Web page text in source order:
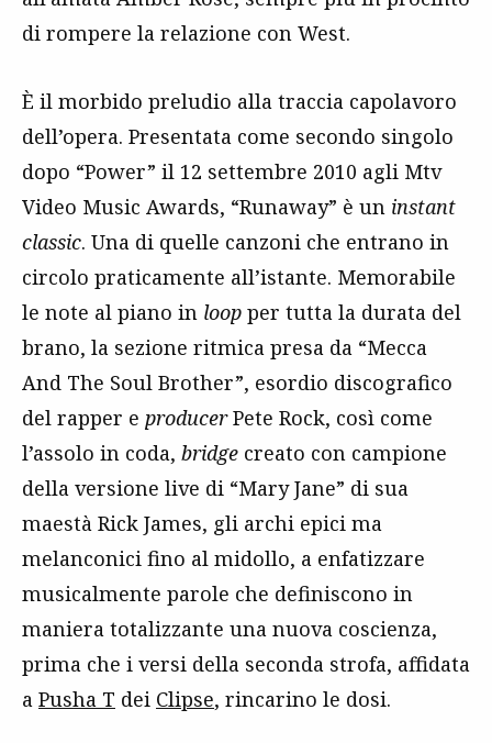
di rompere la relazione con West.
È il morbido preludio alla traccia capolavoro
dell’opera. Presentata come secondo singolo
dopo “Power” il 12 settembre 2010 agli Mtv
Video Music Awards, “Runaway” è un instant
classic. Una di quelle canzoni che entrano in
circolo praticamente all’istante. Memorabile
le note al piano in loop per tutta la durata del
brano, la sezione ritmica presa da “Mecca
And The Soul Brother”, esordio discografico
del rapper e producerPete Rock, così come
l’assolo in coda, bridge creato con campione
della versione live di “Mary Jane” di sua
maestà Rick James, gli archi epici ma
melanconici fino al midollo, a enfatizzare
musicalmente parole che definiscono in
maniera totalizzante una nuova coscienza,
prima che i versi della seconda strofa, affidata
a Pusha T dei Clipse, rincarino le dosi.